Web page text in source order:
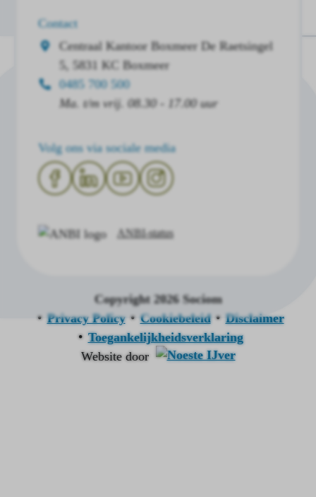
Contact
Centraal Kantoor Boxmeer
De Raetsingel
5, 5831 KC Boxmeer
0485 700 500
Ma. t/m vrij. 08.30 - 17.00 uur
Volg ons via sociale media
ANBI-status
Copyright 2026 Sociom
Privacy Policy
Cookiebeleid
Disclaimer
Toegankelijkheidsverklaring
Website door